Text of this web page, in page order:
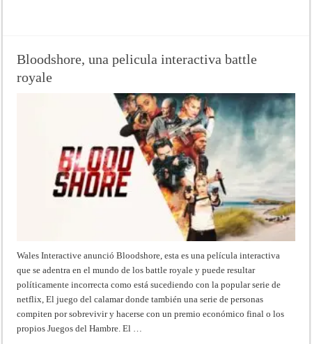
Bloodshore, una pelicula interactiva battle
royale
Wales Interactive anunció Bloodshore, esta es una película interactiva
que se adentra en el mundo de los battle royale y puede resultar
políticamente incorrecta como está sucediendo con la popular serie de
netflix, El juego del calamar donde también una serie de personas
compiten por sobrevivir y hacerse con un premio económico final o los
propios Juegos del Hambre. El …